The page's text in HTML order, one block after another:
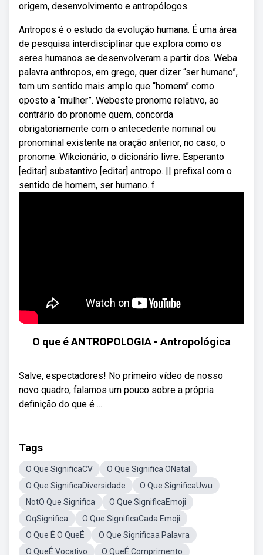
origem, desenvolvimento e antropólogos.
Antropos é o estudo da evolução humana. É uma área
de pesquisa interdisciplinar que explora como os
seres humanos se desenvolveram a partir dos. Weba
palavra anthropos, em grego, quer dizer “ser humano”,
tem um sentido mais amplo que “homem” como
oposto a “mulher”. Webeste pronome relativo, ao
contrário do pronome quem, concorda
obrigatoriamente com o antecedente nominal ou
pronominal existente na oração anterior, no caso, o
pronome. Wikcionário, o dicionário livre. Esperanto
[editar] substantivo [editar] antropo. || prefixal com o
sentido de homem, ser humano. f.
O que é ANTROPOLOGIA - Antropológica
Salve, espectadores! No primeiro vídeo de nosso
novo quadro, falamos um pouco sobre a própria
definição do que é ...
Tags
O Que SignificaCV
O Que Significa ONatal
O Que SignificaDiversidade
O Que SignificaUwu
NotO Que Significa
O Que SignificaEmoji
OqSignifica
O Que SignificaCada Emoji
O Que É O QueÉ
O Que Significaa Palavra
O QueÉ Vocativo
O QueÉ Comprimento